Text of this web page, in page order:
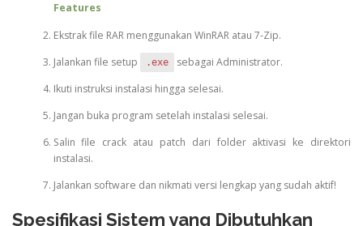
Features
Ekstrak file RAR menggunakan WinRAR atau 7-Zip.
Jalankan file setup
.exe
sebagai Administrator.
Ikuti instruksi instalasi hingga selesai.
Jangan buka program setelah instalasi selesai.
Salin file crack atau patch dari folder aktivasi ke direktori
instalasi.
Jalankan software dan nikmati versi lengkap yang sudah aktif!
Spesifikasi Sistem yang Dibutuhkan